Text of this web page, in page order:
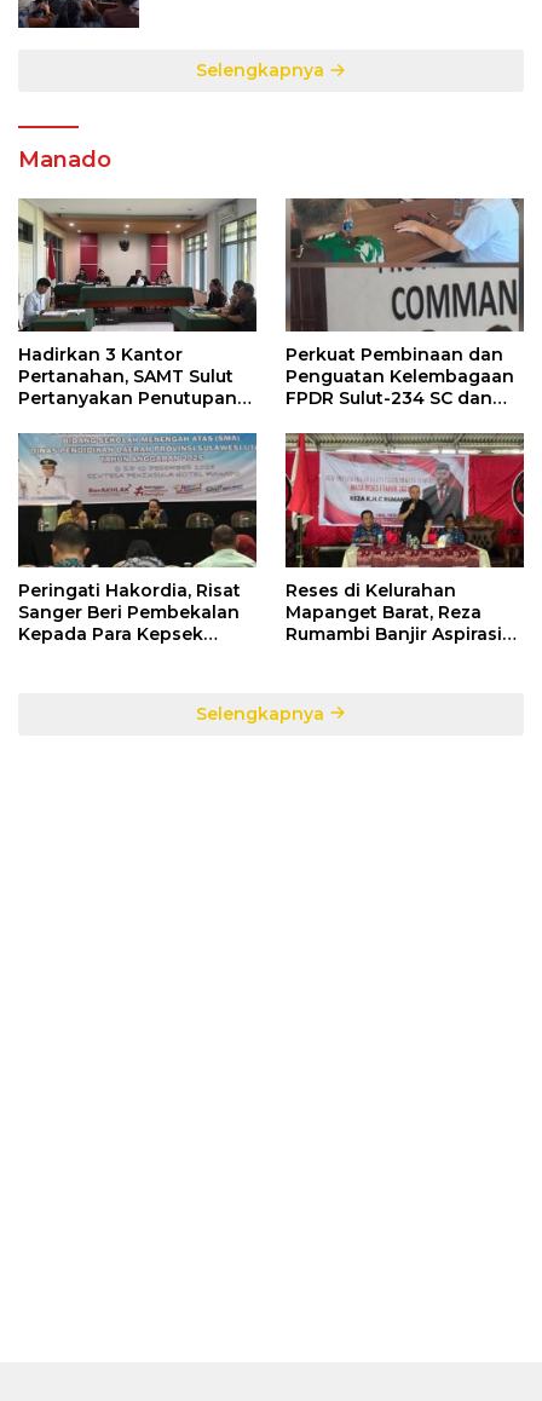
Selengkapnya
Manado
Hadirkan 3 Kantor
Pertanahan, SAMT Sulut
Pertanyakan Penutupan
Anggaran Negara
Perkuat Pembinaan dan
Penguatan Kelembagaan
FPDR Sulut-234 SC dan
Peringati Hakordia, Risat
Sanger Beri Pembekalan
Kepada Para Kepsek
Reses di Kelurahan
Mapanget Barat, Reza
Rumambi Banjir Aspirasi
Selengkapnya